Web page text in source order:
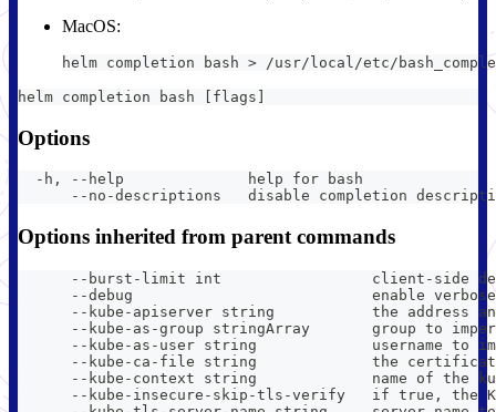
MacOS:
helm completion bash > /usr/local/etc/
helm completion bash [flags]
Options
  -h, --help              help for bash
--no-descriptions   disable completion
Options inherited from parent commands
--burst-limit int                 client-side
--debug                           enable
--kube-apiserver string           the address
--kube-as-group stringArray       group to
--kube-as-user string             username to
--kube-ca-file string             the
--kube-context string             name of the
--kube-insecure-skip-tls-verify   if true, the